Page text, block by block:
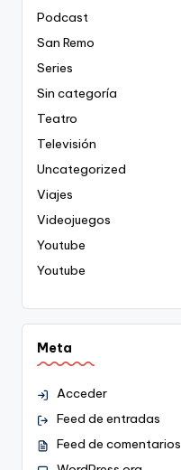
Podcast
San Remo
Series
Sin categoría
Teatro
Televisión
Uncategorized
Viajes
Videojuegos
Youtube
Youtube
Meta
Acceder
Feed de entradas
Feed de comentarios